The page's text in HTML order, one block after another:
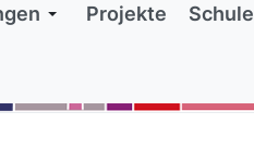
Projekte Schule